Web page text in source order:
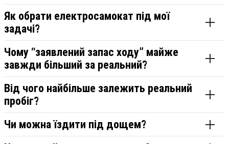
Як обрати електросамокат під мої
задачі?
Чому “заявлений запас ходу” майже
завжди більший за реальний?
Від чого найбільше залежить реальний
пробіг?
Чи можна їздити під дощем?